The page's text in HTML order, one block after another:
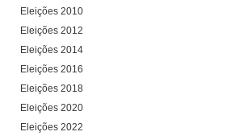
Eleições 2010
Eleições 2012
Eleições 2014
Eleições 2016
Eleições 2018
Eleições 2020
Eleições 2022